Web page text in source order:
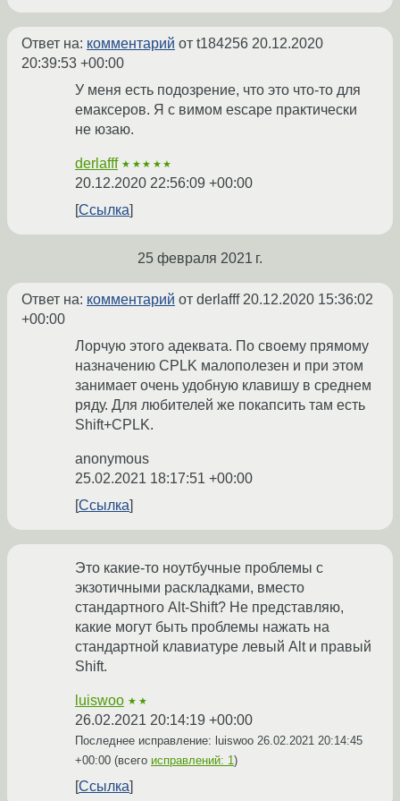
Ответ на: комментарий от t184256 20.12.2020
20:39:53 +00:00
У меня есть подозрение, что это что-то для
емаксеров. Я с вимом escape практически
не юзаю.
derlafff ★★★★★
20.12.2020 22:56:09 +00:00
Ссылка
25 февраля 2021 г.
Ответ на: комментарий от derlafff20.12.2020 15:36:02
+00:00
Лорчую этого адеквата. По своему прямому
назначению CPLK малополезен и при этом
занимает очень удобную клавишу в среднем
ряду. Для любителей же покапсить там есть
Shift+CPLK.
anonymous
25.02.2021 18:17:51 +00:00
Ссылка
Это какие-то ноутбучные проблемы с
экзотичными раскладками, вместо
стандартного Alt-Shift? Не представляю,
какие могут быть проблемы нажать на
стандартной клавиатуре левый Alt и правый
Shift.
luiswoo ★★
26.02.2021 20:14:19 +00:00
Последнее исправление: luiswoo 26.02.2021 20:14:45
+00:00 (всего исправлений: 1)
Ссылка